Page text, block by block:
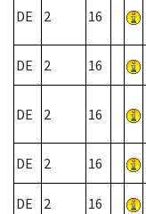
DE 2 16
DE 2 16
DE 2 16
DE 2 16
DE 2 16